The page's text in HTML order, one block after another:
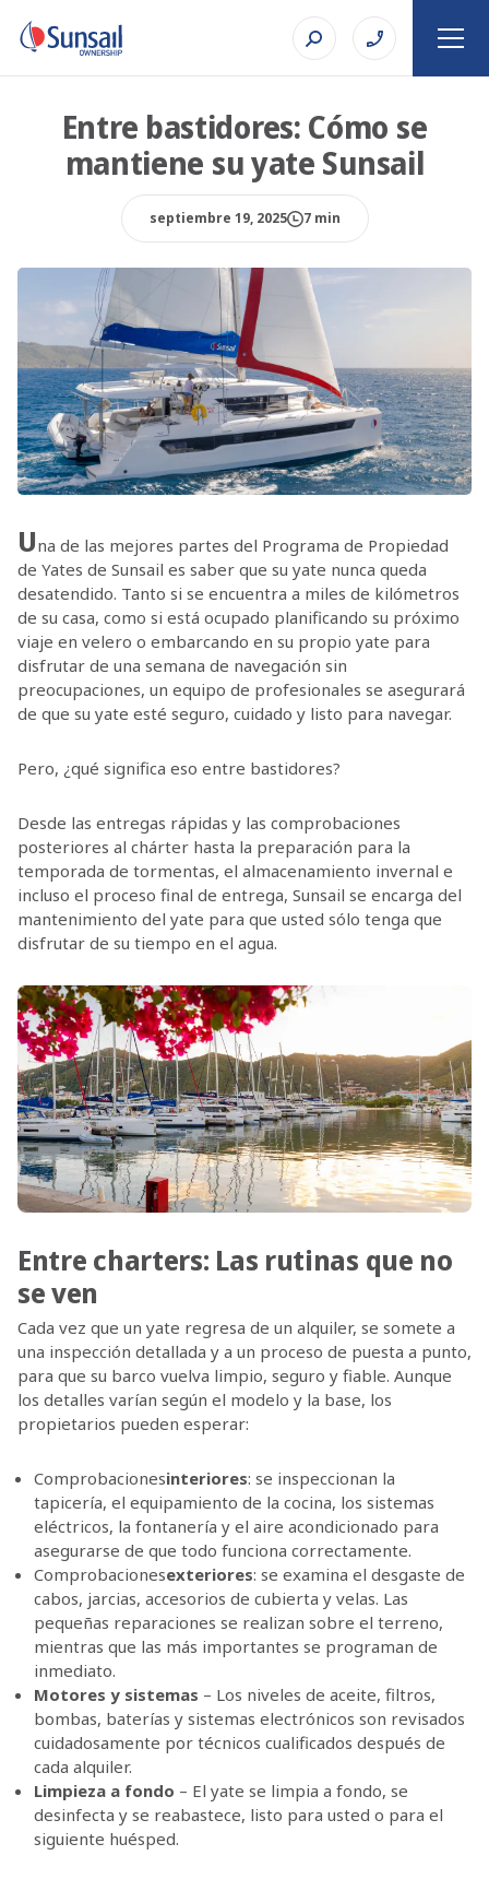
Entre bastidores: Cómo se
mantiene su yate Sunsail
septiembre 19, 2025 7 min
Una de las mejores partes del Programa de Propiedad
de Yates de Sunsail es saber que su yate nunca queda
desatendido. Tanto si se encuentra a miles de kilómetros
de su casa, como si está ocupado planificando su próximo
viaje en velero o embarcando en su propio yate para
disfrutar de una semana de navegación sin
preocupaciones, un equipo de profesionales se asegurará
de que su yate esté seguro, cuidado y listo para navegar.
Pero, ¿qué significa eso entre bastidores?
Desde las entregas rápidas y las comprobaciones
posteriores al chárter hasta la preparación para la
temporada de tormentas, el almacenamiento invernal e
incluso el proceso final de entrega, Sunsail se encarga del
mantenimiento del yate para que usted sólo tenga que
disfrutar de su tiempo en el agua.
Entre charters: Las rutinas que no
se ven
Cada vez que un yate regresa de un alquiler, se somete a
una inspección detallada y a un proceso de puesta a punto,
para que su barco vuelva limpio, seguro y fiable. Aunque
los detalles varían según el modelo y la base, los
propietarios pueden esperar:
Comprobacionesinteriores: se inspeccionan la
tapicería, el equipamiento de la cocina, los sistemas
eléctricos, la fontanería y el aire acondicionado para
asegurarse de que todo funciona correctamente.
Comprobacionesexteriores: se examina el desgaste de
cabos, jarcias, accesorios de cubierta y velas. Las
pequeñas reparaciones se realizan sobre el terreno,
mientras que las más importantes se programan de
inmediato.
Motores y sistemas – Los niveles de aceite, filtros,
bombas, baterías y sistemas electrónicos son revisados
cuidadosamente por técnicos cualificados después de
cada alquiler.
Limpieza a fondo – El yate se limpia a fondo, se
desinfecta y se reabastece, listo para usted o para el
siguiente huésped.